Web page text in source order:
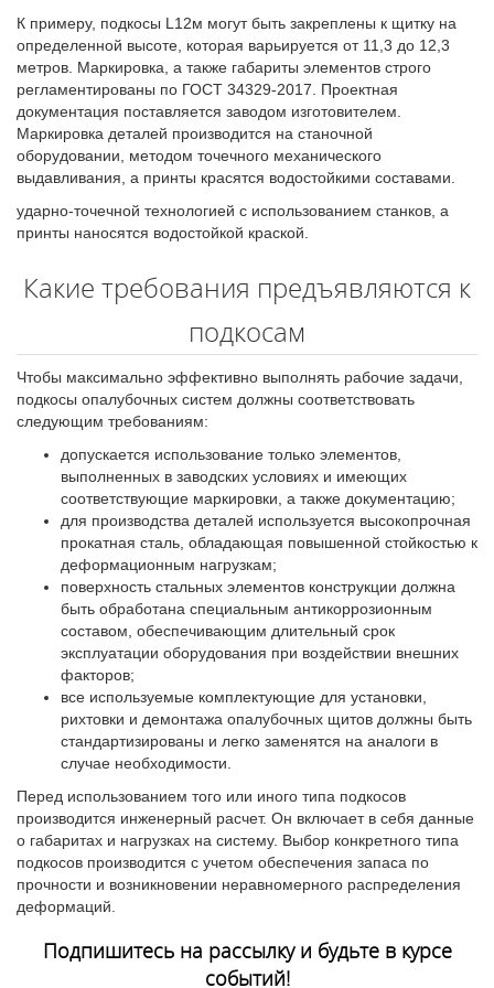
К примеру, подкосы L12м могут быть закреплены к щитку на
определенной высоте, которая варьируется от 11,3 до 12,3
метров. Маркировка, а также габариты элементов строго
регламентированы по ГОСТ 34329-2017. Проектная
документация поставляется заводом изготовителем.
Маркировка деталей производится на станочной
оборудовании, методом точечного механического
выдавливания, а принты красятся водостойкими составами.
ударно-точечной технологией с использованием станков, а
принты наносятся водостойкой краской.
Какие требования предъявляются к
подкосам
Чтобы максимально эффективно выполнять рабочие задачи,
подкосы опалубочных систем должны соответствовать
следующим требованиям:
допускается использование только элементов,
выполненных в заводских условиях и имеющих
соответствующие маркировки, а также документацию;
для производства деталей используется высокопрочная
прокатная сталь, обладающая повышенной стойкостью к
деформационным нагрузкам;
поверхность стальных элементов конструкции должна
быть обработана специальным антикоррозионным
составом, обеспечивающим длительный срок
эксплуатации оборудования при воздействии внешних
факторов;
все используемые комплектующие для установки,
рихтовки и демонтажа опалубочных щитов должны быть
стандартизированы и легко заменятся на аналоги в
случае необходимости.
Перед использованием того или иного типа подкосов
производится инженерный расчет. Он включает в себя данные
о габаритах и нагрузках на систему. Выбор конкретного типа
подкосов производится с учетом обеспечения запаса по
прочности и возникновении неравномерного распределения
деформаций.
Подпишитесь на рассылку и будьте в курсе
событий!